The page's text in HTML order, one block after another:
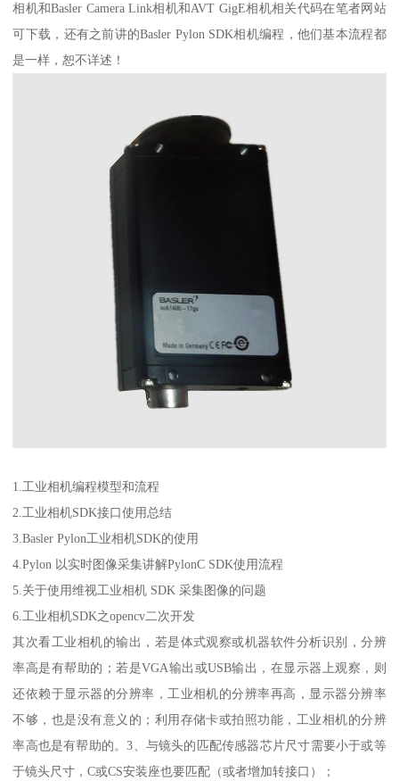
相机和Basler Camera Link相机和AVT GigE相机相关代码在笔者网站
可下载，还有之前讲的Basler Pylon SDK相机编程，他们基本流程都
是一样，恕不详述！
1.工业相机编程模型和流程
2.工业相机SDK接口使用总结
3.Basler Pylon工业相机SDK的使用
4.Pylon 以实时图像采集讲解PylonC SDK使用流程
5.关于使用维视工业相机 SDK 采集图像的问题
6.工业相机SDK之opencv二次开发
其次看工业相机的输出，若是体式观察或机器软件分析识别，分辨
率高是有帮助的；若是VGA输出或USB输出，在显示器上观察，则
还依赖于显示器的分辨率，工业相机的分辨率再高，显示器分辨率
不够，也是没有意义的；利用存储卡或拍照功能，工业相机的分辨
率高也是有帮助的。3、与镜头的匹配传感器芯片尺寸需要小于或等
于镜头尺寸，C或CS安装座也要匹配（或者增加转接口）；